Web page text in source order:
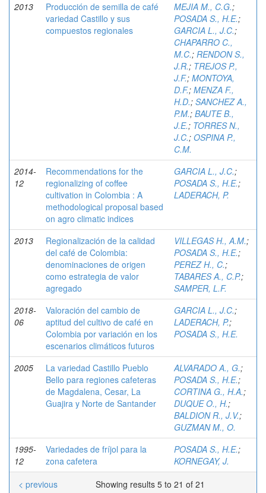
2013
Producción de semilla de café
variedad Castillo y sus
compuestos regionales
MEJIA M., C.G.;
POSADA S., H.E.;
GARCIA L., J.C.;
CHAPARRO C.,
M.C.; RENDON S.,
J.R.; TREJOS P.,
J.F.; MONTOYA,
D.F.; MENZA F.,
H.D.; SANCHEZ A.,
P.M.; BAUTE B.,
J.E.; TORRES N.,
J.C.; OSPINA P.,
C.M.
2014-
12
Recommendations for the
regionalizing of coffee
cultivation in Colombia : A
methodological proposal based
on agro climatic indices
GARCIA L., J.C.;
POSADA S., H.E.;
LADERACH, P.
2013
Regionalización de la calidad
del café de Colombia:
denominaciones de origen
como estrategia de valor
agregado
VILLEGAS H., A.M.;
POSADA S., H.E.;
PEREZ H., C.;
TABARES A., C.P.;
SAMPER, L.F.
2018-
06
Valoración del cambio de
aptitud del cultivo de café en
Colombia por variación en los
escenarios climáticos futuros
GARCIA L., J.C.;
LADERACH, P.;
POSADA S., H.E.
2005
La variedad Castillo Pueblo
Bello para regiones cafeteras
de Magdalena, Cesar, La
Guajira y Norte de Santander
ALVARADO A., G.;
POSADA S., H.E.;
CORTINA G., H.A.;
DUQUE O., H.;
BALDION R., J.V.;
GUZMAN M., O.
1995-
12
Variedades de fríjol para la
zona cafetera
POSADA S., H.E.;
KORNEGAY, J.
Showing results 5 to 21 of 21
< previous